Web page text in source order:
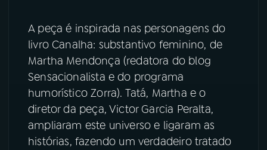
TikTok
A peça é inspirada nas personagens do
livro Canalha: substantivo feminino, de
Martha Mendonça (redatora do blog
Sensacionalista e do programa
humorístico Zorra). Tatá, Martha e o
diretor da peça, Victor Garcia Peralta,
ampliaram este universo e ligaram as
histórias, fazendo um verdadeiro tratado